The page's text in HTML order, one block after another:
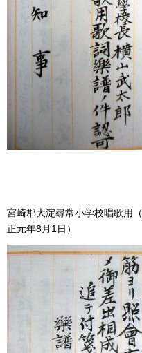
宮崎郡大淀尋常小学校唱歌用
正元年8月1日）